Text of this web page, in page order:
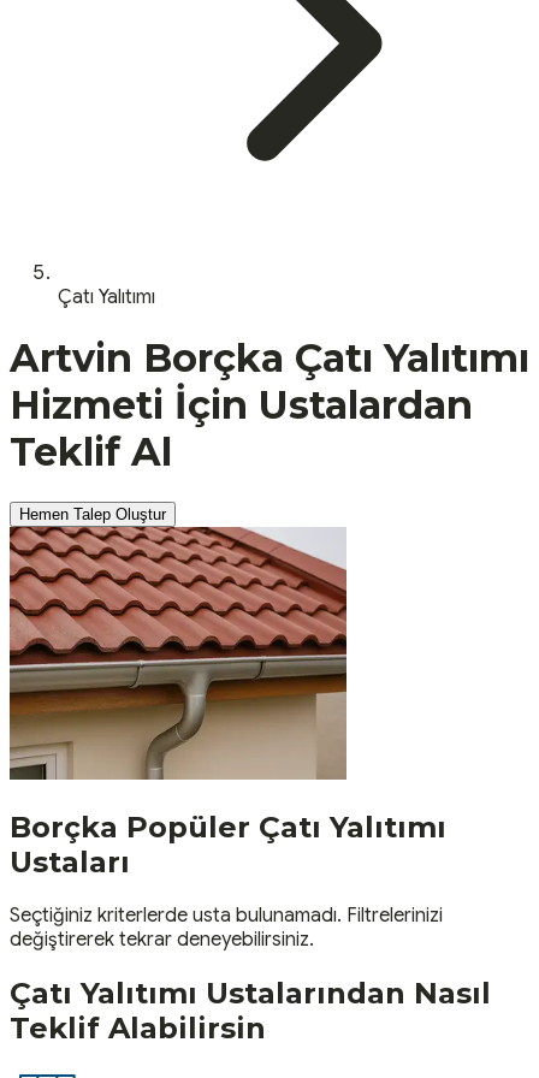
Çatı Yalıtımı
Artvin Borçka Çatı Yalıtımı
Hizmeti İçin Ustalardan
Teklif Al
Hemen Talep Oluştur
Borçka Popüler Çatı Yalıtımı
Ustaları
Seçtiğiniz kriterlerde usta bulunamadı. Filtrelerinizi
değiştirerek tekrar deneyebilirsiniz.
Çatı Yalıtımı Ustalarından Nasıl
Teklif Alabilirsin